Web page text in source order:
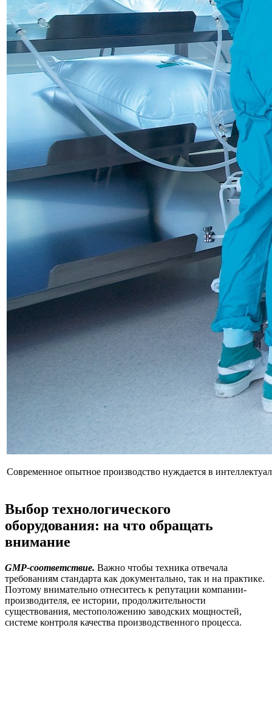
Современное опытное производство нуждается в
Выбор технологического
оборудования: на что обращать
внимание
GMP-соответствие. Важно чтобы техника отвечала
требованиям стандарта как документально, так и на практике.
Поэтому внимательно отнеситесь к репутации компании-
производителя, ее истории, продолжительности
существования, местоположению заводских мощностей,
системе контроля качества производственного процесса.